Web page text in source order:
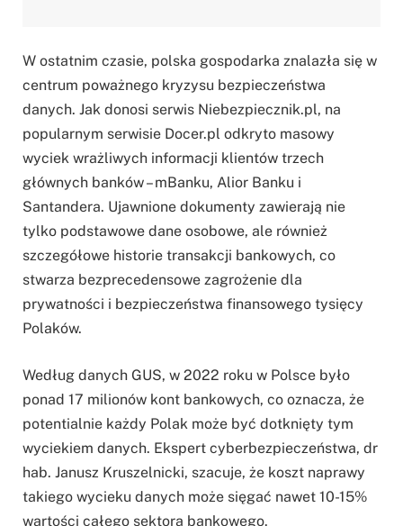
W ostatnim czasie, polska gospodarka znalazła się w
centrum poważnego kryzysu bezpieczeństwa
danych. Jak donosi serwis Niebezpiecznik.pl, na
popularnym serwisie Docer.pl odkryto masowy
wyciek wrażliwych informacji klientów trzech
głównych banków – mBanku, Alior Banku i
Santandera. Ujawnione dokumenty zawierają nie
tylko podstawowe dane osobowe, ale również
szczegółowe historie transakcji bankowych, co
stwarza bezprecedensowe zagrożenie dla
prywatności i bezpieczeństwa finansowego tysięcy
Polaków.
Według danych GUS, w 2022 roku w Polsce było
ponad 17 milionów kont bankowych, co oznacza, że
potentialnie każdy Polak może być dotknięty tym
wyciekiem danych. Ekspert cyberbezpieczeństwa, dr
hab. Janusz Kruszelnicki, szacuje, że koszt naprawy
takiego wycieku danych może sięgać nawet 10-15%
wartości całego sektora bankowego.